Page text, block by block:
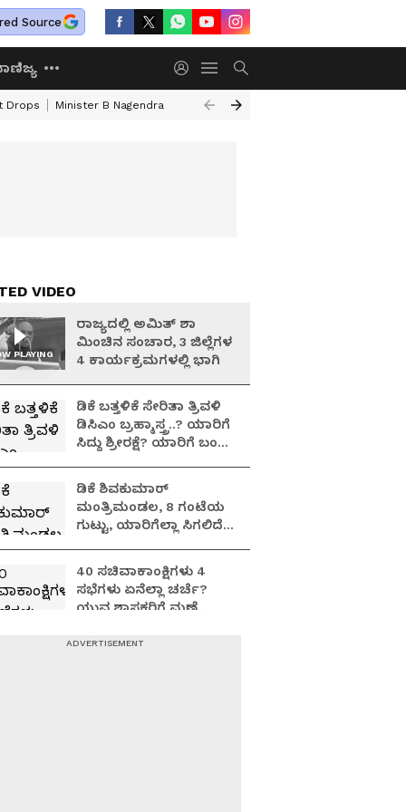
Source
Drops Minister B Nagendra Minister Yathindra Siddaramaiah
VIDEO
PLAYING
ರಾಜ್ಯದಲ್ಲಿ ಅಮಿತ್ ಶಾ
ಮಿಂಚಿನ ಸಂಚಾರ, 3 ಜಿಲ್ಲೆಗಳ
4 ಕಾರ್ಯಕ್ರಮಗಳಲ್ಲಿ ಭಾಗಿ
ಡಿಕೆ ಬತ್ತಳಿಕೆ ಸೇರಿತಾ ತ್ರಿವಳಿ
ಡಿಸಿಎಂ ಬ್ರಹ್ಮಾಸ್ತ್ರ..? ಯಾರಿಗೆ
ಸಿದ್ದು ಶ್ರೀರಕ್ಷೆ? ಯಾರಿಗೆ ಬಂಡೆ
ಡಿಕೆ ಶಿವಕುಮಾರ್
ಮಂತ್ರಿಮಂಡಲ, 8 ಗಂಟೆಯ
ಗುಟ್ಟು, ಯಾರಿಗೆಲ್ಲಾ ಸಿಗಲಿದೆ
40 ಸಚಿವಾಕಾಂಕ್ಷಿಗಳು 4
ಸಭೆಗಳು ಏನೆಲ್ಲಾ ಚರ್ಚೆ?
ಯುವ ಶಾಸಕರಿಗೆ ಮಣೆ
ಹೈಕಮಾಂಡ್?